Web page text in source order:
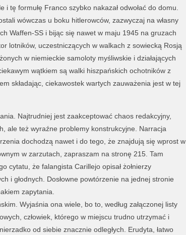
tę formułę Franco szybko nakazał odwołać do domu.
wówczas u boku hitlerowców, zazwyczaj na własny
Waffen-SS i bijąc się nawet w maju 1945 na gruzach
lotników, uczestniczących w walkach z sowiecką Rosją
w niemieckie samoloty myśliwskie i działających
wątkiem są walki hiszpańskich ochotników z
składając, ciekawostek wartych zauważenia jest w tej
Najtrudniej jest zaakceptować chaos redakcyjny,
ale też wyraźne problemy konstrukcyjne. Narracja
dochodzą nawet i do tego, że znajdują się wprost w
w zarzutach, zapraszam na stronę 215. Tam
cytatu, że falangista Carillejo opisał żołnierzy
i głodnych. Dosłowne powtórzenie na jednej stronie
zapytania.
Wyjaśnia ona wiele, bo to, według załączonej listy
człowiek, którego w miejscu trudno utrzymać i
od siebie znacznie odległych. Erudyta, łatwo